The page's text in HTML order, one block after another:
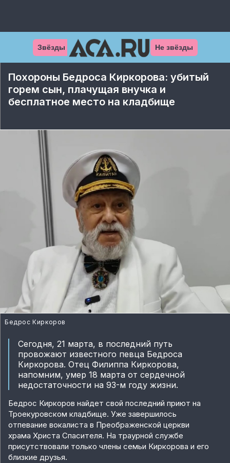
Звёзды Не звёзды
Похороны Бедроса Киркорова: убитый
горем сын, плачущая внучка и
бесплатное место на кладбище
Бедрос Киркоров
Сегодня, 21 марта, в последний путь
провожают известного певца Бедроса
Киркорова. Отец Филиппа Киркорова,
напомним, умер 18 марта от сердечной
недостаточности на 93-м году жизни.
Бедрос Киркоров найдет свой последний приют на
Троекуровском кладбище. Уже завершилось
отпевание вокалиста в Преображенской церкви
храма Христа Спасителя. На траурной службе
присутствовали только члены семьи Киркорова и его
близкие друзья.